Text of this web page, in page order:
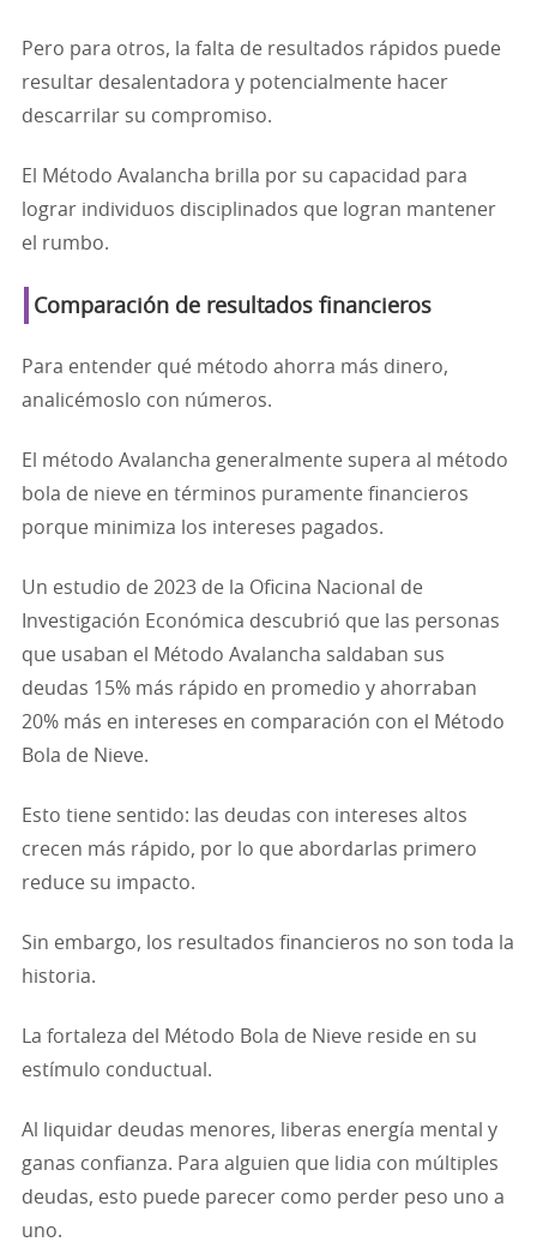
Pero para otros, la falta de resultados rápidos puede
resultar desalentadora y potencialmente hacer
descarrilar su compromiso.
El Método Avalancha brilla por su capacidad para
lograr individuos disciplinados que logran mantener
el rumbo.
Comparación de resultados financieros
Para entender qué método ahorra más dinero,
analicémoslo con números.
El método Avalancha generalmente supera al método
bola de nieve en términos puramente financieros
porque minimiza los intereses pagados.
Un estudio de 2023 de la Oficina Nacional de
Investigación Económica descubrió que las personas
que usaban el Método Avalancha saldaban sus
deudas 15% más rápido en promedio y ahorraban
20% más en intereses en comparación con el Método
Bola de Nieve.
Esto tiene sentido: las deudas con intereses altos
crecen más rápido, por lo que abordarlas primero
reduce su impacto.
Sin embargo, los resultados financieros no son toda la
historia.
La fortaleza del Método Bola de Nieve reside en su
estímulo conductual.
Al liquidar deudas menores, liberas energía mental y
ganas confianza. Para alguien que lidia con múltiples
deudas, esto puede parecer como perder peso uno a
uno.